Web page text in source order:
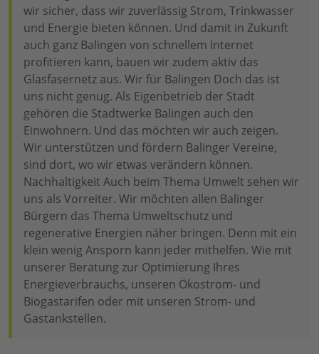
wir sicher, dass wir zuverlässig Strom, Trinkwasser
und Energie bieten können. Und damit in Zukunft
auch ganz Balingen von schnellem Internet
profitieren kann, bauen wir zudem aktiv das
Glasfasernetz aus. Wir für Balingen Doch das ist
uns nicht genug. Als Eigenbetrieb der Stadt
gehören die Stadtwerke Balingen auch den
Einwohnern. Und das möchten wir auch zeigen.
Wir unterstützen und fördern Balinger Vereine,
sind dort, wo wir etwas verändern können.
Nachhaltigkeit Auch beim Thema Umwelt sehen wir
uns als Vorreiter. Wir möchten allen Balinger
Bürgern das Thema Umweltschutz und
regenerative Energien näher bringen. Denn mit ein
klein wenig Ansporn kann jeder mithelfen. Wie mit
unserer Beratung zur Optimierung Ihres
Energieverbrauchs, unseren Ökostrom- und
Biogastarifen oder mit unseren Strom- und
Gastankstellen.